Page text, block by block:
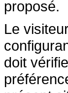
proposé.
Le
doit